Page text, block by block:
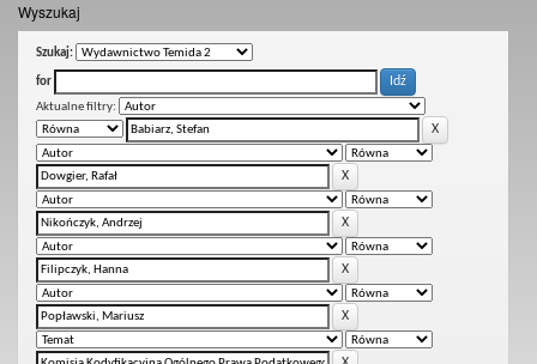
Wyszukaj
Szukaj:
for
Aktualne filtry: